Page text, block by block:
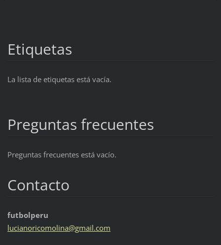
Etiquetas
La lista de etiquetas está vacía.
Preguntas frecuentes
Preguntas frecuentes está vacío.
Contacto
futbolperu
lucianoricomolina@gmail.com